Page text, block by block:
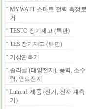
MYWATT 스마트 전력 측정로
거
TESTO 장기재고 (특판)
TES 장기재고 (특판)
기상관측기
솔라셀 (태양전지), 풍력, 소수
력, 연료전지
Lutron1 제품 (전기, 전자 계측
기)